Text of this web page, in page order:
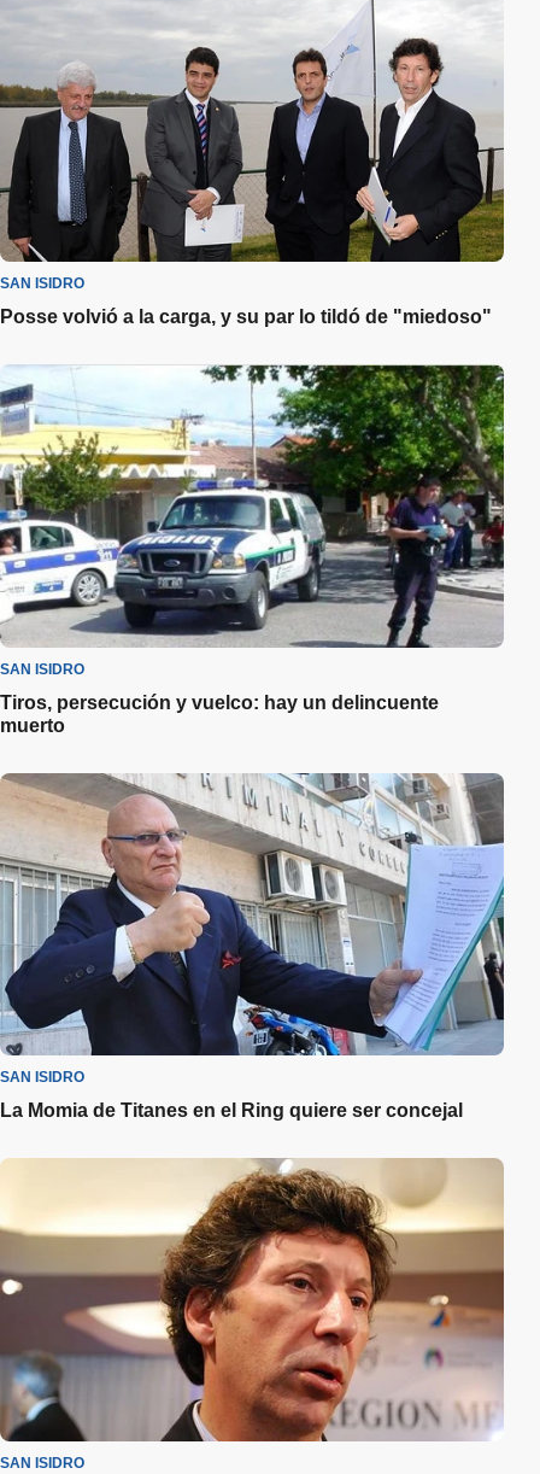
SAN ISIDRO
Posse volvió a la carga, y su par lo tildó de "miedoso"
SAN ISIDRO
Tiros, persecución y vuelco: hay un delincuente
muerto
SAN ISIDRO
La Momia de Titanes en el Ring quiere ser concejal
SAN ISIDRO